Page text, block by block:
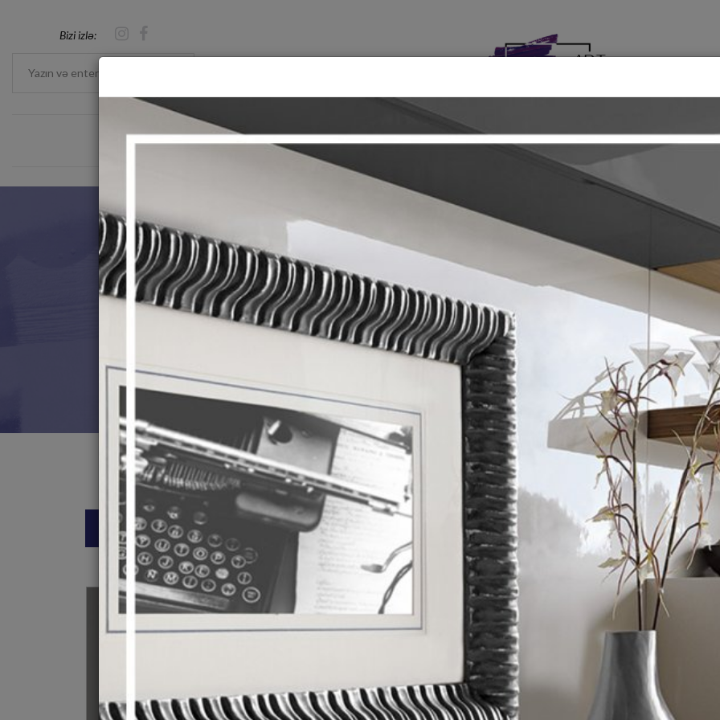
Bizi izlə:
Yazın və enter basın
ANA SƏHIFƏ LAYIHƏLƏR DEKORATIV ƏŞYALAR ÇƏRÇIVƏ EMALATXANASI
Dekorativ
Ana səhifə
DIVAR ÜÇÜN DEKOR DEKORATIV HEYKƏLLƏR POSTERLƏR VAZALAR
NİLÜFƏRLƏR